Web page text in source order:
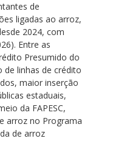
de
ligadas ao arroz,
2024, com
Entre as
Presumido do
de linhas de crédito
maior inserção
estaduais,
da FAPESC,
arroz no Programa
de arroz